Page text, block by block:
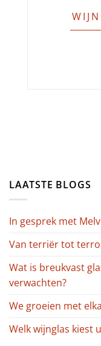
LAATSTE BLOGS
In gesprek met
Van terriër tot
Wat is breukvast
verwachten?
We groeien met
Welk wijnglas kiest